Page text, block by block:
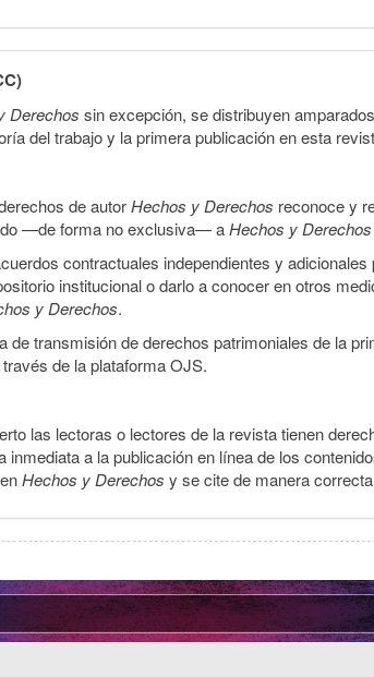
Derechos sin excepción, se distribuyen
del trabajo y la primera publicación en esta
de autorHechos y Derechos reconoce y
—de forma no exclusiva— aHechos y Derechos
contractuales independientes y
institucional o darlo a conocer en otros
y Derechos.
de transmisión de derechos patrimoniales de la
de la plataforma OJS.
las lectoras o lectores de la revista tienen
inmediata a la publicación en línea de los
Hechos y Derechos y se cite de manera